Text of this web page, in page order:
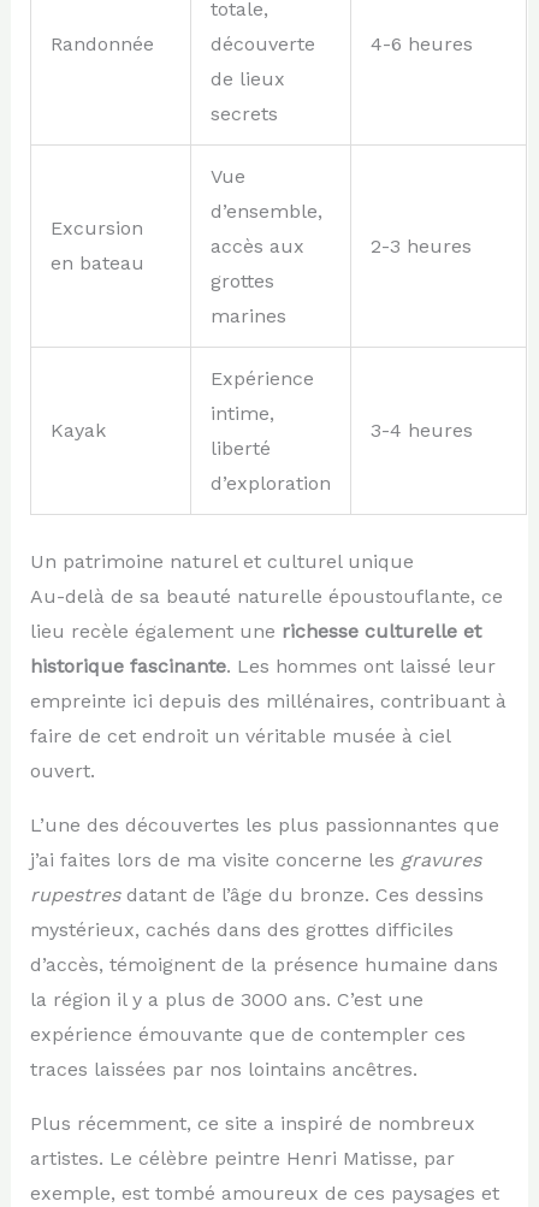
Randonnée
totale,
découverte
de lieux
secrets
4-6 heures
Excursion
en bateau
Vue
d’ensemble,
accès aux
grottes
marines
2-3 heures
Kayak
Expérience
intime,
liberté
d’exploration
3-4 heures
Un patrimoine naturel et culturel unique
Au-delà de sa beauté naturelle époustouflante, ce
lieu recèle également une richesse culturelle et
historique fascinante. Les hommes ont laissé leur
empreinte ici depuis des millénaires, contribuant à
faire de cet endroit un véritable musée à ciel
ouvert.
L’une des découvertes les plus passionnantes que
j’ai faites lors de ma visite concerne les gravures
rupestresdatant de l’âge du bronze. Ces dessins
mystérieux, cachés dans des grottes difficiles
d’accès, témoignent de la présence humaine dans
la région il y a plus de 3000 ans. C’est une
expérience émouvante que de contempler ces
traces laissées par nos lointains ancêtres.
Plus récemment, ce site a inspiré de nombreux
artistes. Le célèbre peintre Henri Matisse, par
exemple, est tombé amoureux de ces paysages et